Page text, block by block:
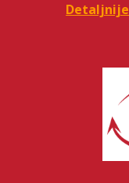
Detaljnije